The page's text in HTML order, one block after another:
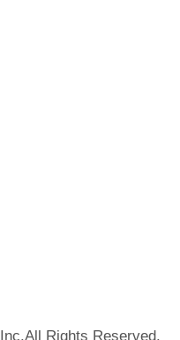
Rights Reserved.